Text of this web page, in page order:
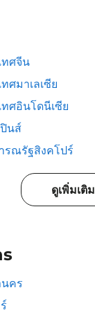
ทศจีน
ศมาเลเซีย
ทศอินโดนีเซีย
นส์
รณรัฐสิงคโปร์
ดูเพิ่มเติม
คร